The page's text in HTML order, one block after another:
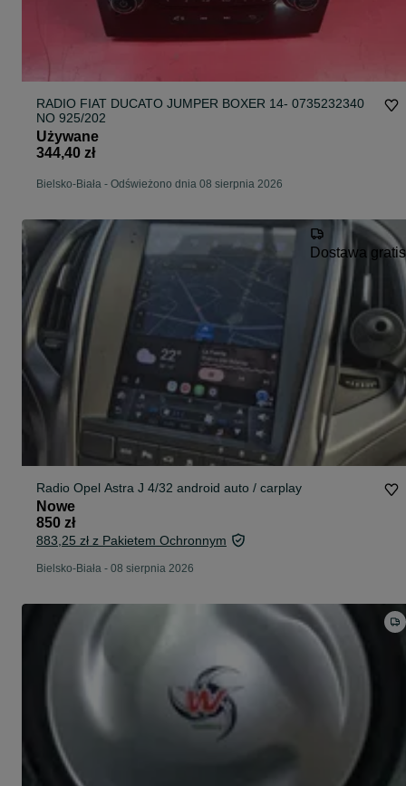
RADIO FIAT DUCATO JUMPER BOXER 14- 0735232340
NO 925/202
Używane
344,40 zł
Bielsko-Biała - Odświeżono dnia 08 sierpnia 2026
Dostawa gratis
Radio Opel Astra J 4/32 android auto / carplay
Nowe
850 zł
883,25 zł z Pakietem Ochronnym
Bielsko-Biała - 08 sierpnia 2026